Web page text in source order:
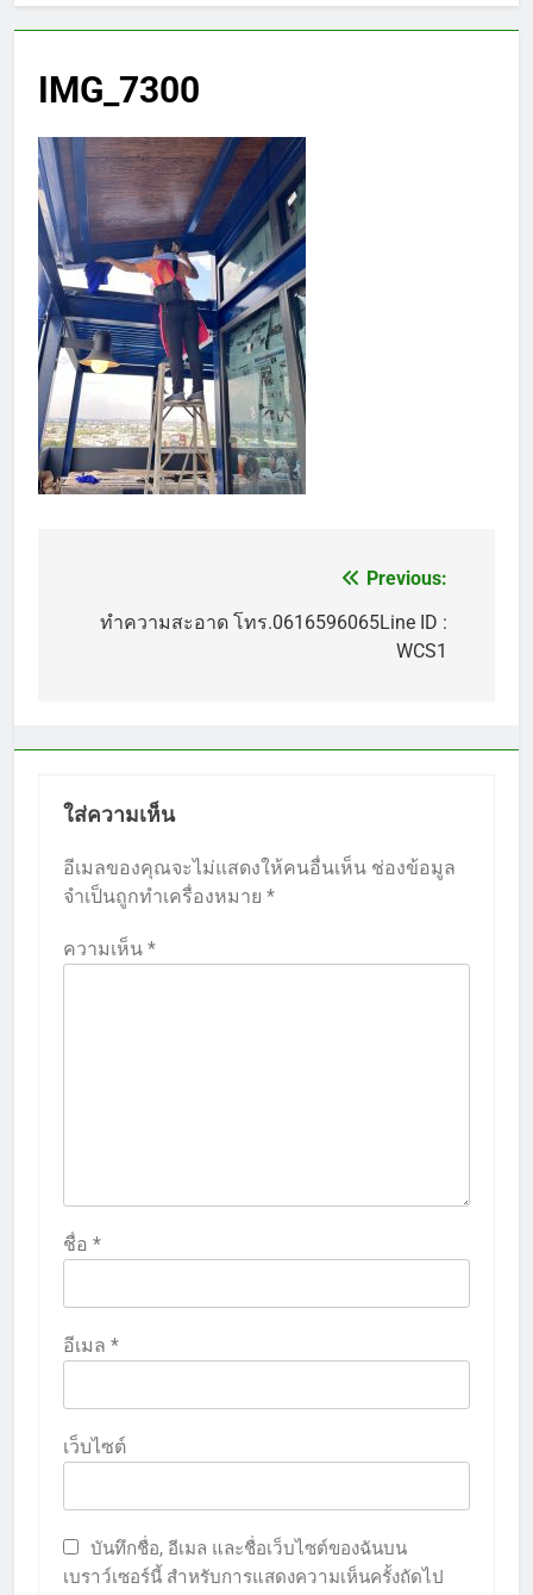
IMG_7300
เรื่อง
Previous:
ทำความสะอาด โทร.0616596065Line ID :
WCS1
ใส่ความเห็น
อีเมลของคุณจะไม่แสดงให้คนอื่นเห็น ช่องข้อมูล
จำเป็นถูกทำเครื่องหมาย *
ความเห็น *
ชื่อ *
อีเมล *
เว็บไซต์
บันทึกชื่อ, อีเมล และชื่อเว็บไซต์ของฉันบน
เบราว์เซอร์นี้ สำหรับการแสดงความเห็นครั้งถัดไป